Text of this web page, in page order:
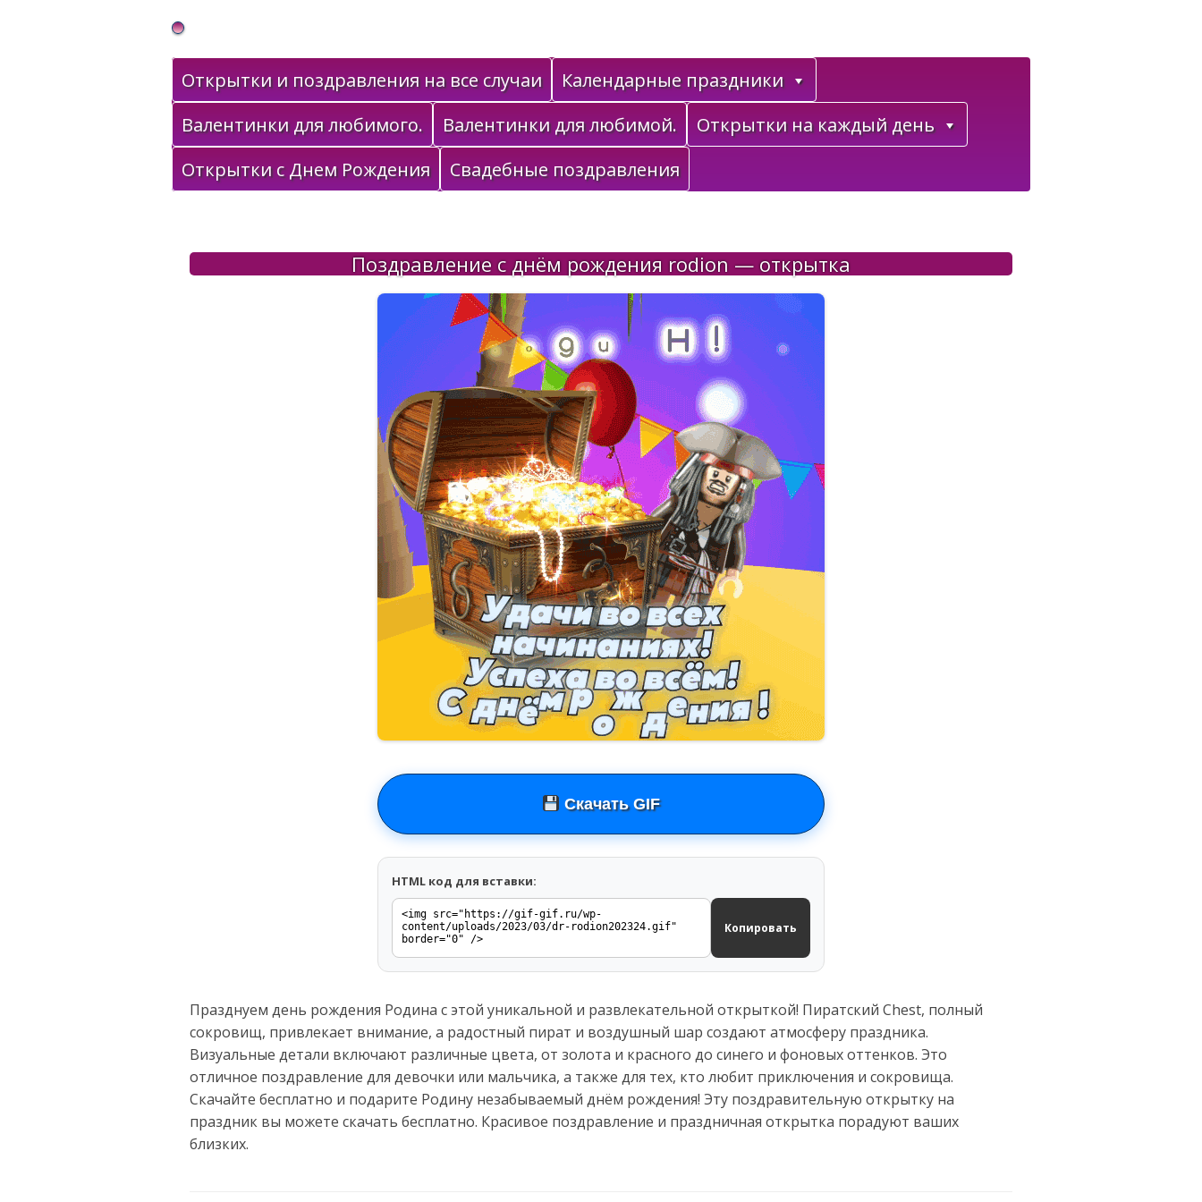
Gif Открытки в подарок
Открытки и поздравления на все случаи
Календарные праздники
Валентинки для любимого.
Валентинки для любимой.
Открытки на каждый день
Открытки с Днем Рождения
Свадебные поздравления
Поздравление с днём рождения rodion — открытка
Скачать GIF
HTML код для вставки:
Копировать
Празднуем день рождения Родина с этой уникальной и развлекательной открыткой! Пиратский Chest, полный
сокровищ, привлекает внимание, а радостный пират и воздушный шар создают атмосферу праздника.
Визуальные детали включают различные цвета, от золота и красного до синего и фоновых оттенков. Это
отличное поздравление для девочки или мальчика, а также для тех, кто любит приключения и сокровища.
Скачайте бесплатно и подарите Родину незабываемый днём рождения! Эту поздравительную открытку на
праздник вы можете скачать бесплатно. Красивое поздравление и праздничная открытка порадуют ваших
близких.